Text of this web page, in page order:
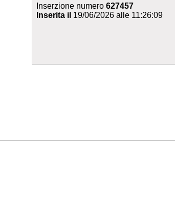
Inserzione numero627457
Inserita il 19/06/2026 alle 11:26:09